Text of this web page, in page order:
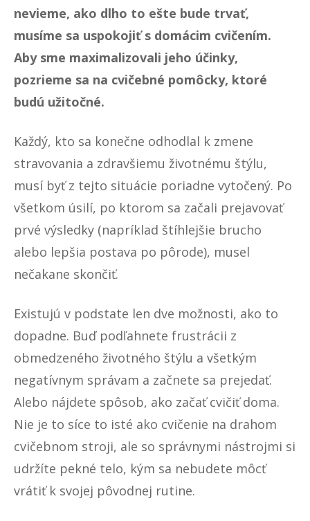
nevieme, ako dlho to ešte bude trvať,
musíme sa uspokojiť s domácim cvičením.
Aby sme maximalizovali jeho účinky,
pozrieme sa na cvičebné pomôcky, ktoré
budú užitočné.
Každý, kto sa konečne odhodlal k zmene
stravovania a zdravšiemu životnému štýlu,
musí byť z tejto situácie poriadne vytočený. Po
všetkom úsilí, po ktorom sa začali prejavovať
prvé výsledky (napríklad štíhlejšie brucho
alebo lepšia postava po pôrode), musel
nečakane skončiť.
Existujú v podstate len dve možnosti, ako to
dopadne. Buď podľahnete frustrácii z
obmedzeného životného štýlu a všetkým
negatívnym správam a začnete sa prejedať.
Alebo nájdete spôsob, ako začať cvičiť doma.
Nie je to síce to isté ako cvičenie na drahom
cvičebnom stroji, ale so správnymi nástrojmi si
udržíte pekné telo, kým sa nebudete môcť
vrátiť k svojej pôvodnej rutine.